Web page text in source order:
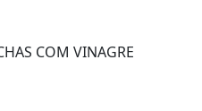
COM VINAGRE